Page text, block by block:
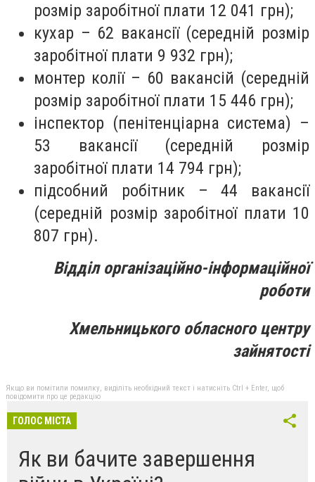
розмір заробітної плати 12 041 грн);
кухар – 62 вакансії (середній розмір
заробітної плати 9 932 грн);
монтер колії – 60 вакансій (середній
розмір заробітної плати 15 446 грн);
інспектор (пенітенціарна система) –
53 вакансії (середній розмір
заробітної плати 14 794 грн);
підсобний робітник – 44 вакансії
(середній розмір заробітної плати 10
807 грн).
Відділ організаційно-інформаційної
роботи
Хмельницькогообласногоцентру
зайнятості
Якщо ви помітили помилку, виділіть необхідний текст і натисніть Ctrl + Enter, щоб
повідомити про це редакцію
ГОЛОС МІСТА
Як ви бачите завершення